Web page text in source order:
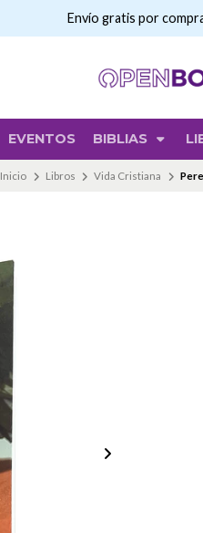
EVENTOS BIBLIAS
Envío gratis por
Inicio Libros Vida Cristiana